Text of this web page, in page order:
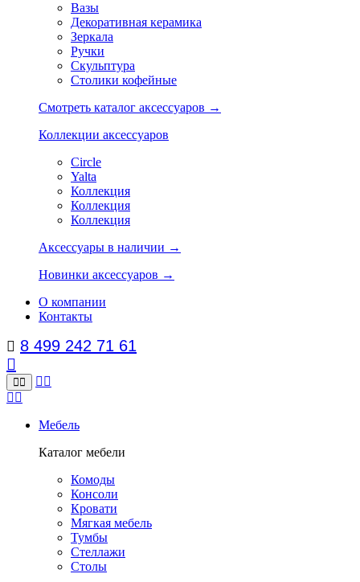
Вазы
Декоративная керамика
Зеркала
Ручки
Скульптура
Столики кофейные
Смотреть каталог аксессуаров →
Коллекции аксессуаров
Circle
Yalta
Коллекция
Коллекция
Коллекция
Аксессуары в наличии →
Новинки аксессуаров →
О компании
Контакты
8 499 242 71 61
Мебель
Каталог мебели
Комоды
Консоли
Кровати
Мягкая мебель
Тумбы
Стеллажи
Столы